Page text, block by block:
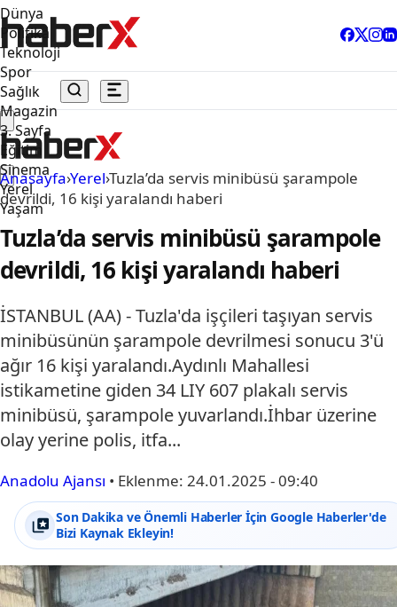
Dünya
Politika
Teknoloji
Spor
Sağlık
Magazin
3. Sayfa
Eğitim
Sinema
Yerel
Yaşam
Anasayfa›Yerel›Tuzla’da servis minibüsü şarampole
devrildi, 16 kişi yaralandı haberi
Tuzla’da servis minibüsü şarampole
devrildi, 16 kişi yaralandı haberi
İSTANBUL (AA) - Tuzla'da işçileri taşıyan servis
minibüsünün şarampole devrilmesi sonucu 3'ü
ağır 16 kişi yaralandı.Aydınlı Mahallesi
istikametine giden 34 LIY 607 plakalı servis
minibüsü, şarampole yuvarlandı.İhbar üzerine
olay yerine polis, itfa...
Anadolu Ajansı • Eklenme: 24.01.2025 - 09:40
Son Dakika ve Önemli Haberler İçin Google Haberler'de
Bizi Kaynak Ekleyin!